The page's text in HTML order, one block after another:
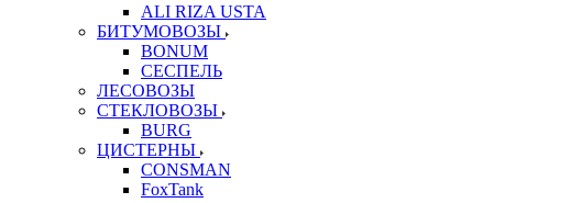
ALI RIZA USTA
БИТУМОВОЗЫ
BONUM
СЕСПЕЛЬ
ЛЕСОВОЗЫ
СТЕКЛОВОЗЫ
BURG
ЦИСТЕРНЫ
CONSMAN
FoxTank